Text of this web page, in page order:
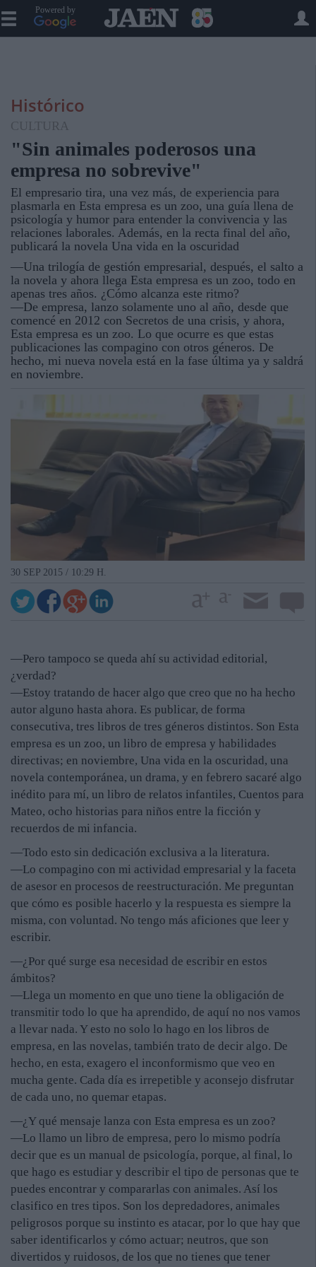
Powered by
Histórico
CULTURA
"Sin animales poderosos una
empresa no sobrevive"
El empresario tira, una vez más, de experiencia para
plasmarla en Esta empresa es un zoo, una guía llena de
psicología y humor para entender la convivencia y las
relaciones laborales. Además, en la recta final del año,
publicará la novela Una vida en la oscuridad
—Una trilogía de gestión empresarial, después, el salto a
la novela y ahora llega Esta empresa es un zoo, todo en
apenas tres años. ¿Cómo alcanza este ritmo?
—De empresa, lanzo solamente uno al año, desde que
comencé en 2012 con Secretos de una crisis, y ahora,
Esta empresa es un zoo. Lo que ocurre es que estas
publicaciones las compagino con otros géneros. De
hecho, mi nueva novela está en la fase última ya y saldrá
en noviembre.
30 SEP 2015 / 10:29 H.
—Pero tampoco se queda ahí su actividad editorial,
¿verdad?
—Estoy tratando de hacer algo que creo que no ha hecho
autor alguno hasta ahora. Es publicar, de forma
consecutiva, tres libros de tres géneros distintos. Son Esta
empresa es un zoo, un libro de empresa y habilidades
directivas; en noviembre, Una vida en la oscuridad, una
novela contemporánea, un drama, y en febrero sacaré algo
inédito para mí, un libro de relatos infantiles, Cuentos para
Mateo, ocho historias para niños entre la ficción y
recuerdos de mi infancia.
—Todo esto sin dedicación exclusiva a la literatura.
—Lo compagino con mi actividad empresarial y la faceta
de asesor en procesos de reestructuración. Me preguntan
que cómo es posible hacerlo y la respuesta es siempre la
misma, con voluntad. No tengo más aficiones que leer y
escribir.
—¿Por qué surge esa necesidad de escribir en estos
ámbitos?
—Llega un momento en que uno tiene la obligación de
transmitir todo lo que ha aprendido, de aquí no nos vamos
a llevar nada. Y esto no solo lo hago en los libros de
empresa, en las novelas, también trato de decir algo. De
hecho, en esta, exagero el inconformismo que veo en
mucha gente. Cada día es irrepetible y aconsejo disfrutar
de cada uno, no quemar etapas.
—¿Y qué mensaje lanza con Esta empresa es un zoo?
—Lo llamo un libro de empresa, pero lo mismo podría
decir que es un manual de psicología, porque, al final, lo
que hago es estudiar y describir el tipo de personas que te
puedes encontrar y compararlas con animales. Así los
clasifico en tres tipos. Son los depredadores, animales
peligrosos porque su instinto es atacar, por lo que hay que
saber identificarlos y cómo actuar; neutros, que son
divertidos y ruidosos, de los que no tienes que tener